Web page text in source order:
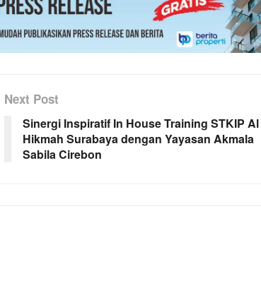
Next Post
Sinergi Inspiratif In House Training STKIP Al
Hikmah Surabaya dengan Yayasan Akmala
Sabila Cirebon